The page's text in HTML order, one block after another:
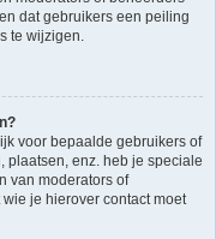
dat gebruikers een peiling
te wijzigen.
voor bepaalde gebruikers of
plaatsen, enz. heb je speciale
van moderators of
je hierover contact moet